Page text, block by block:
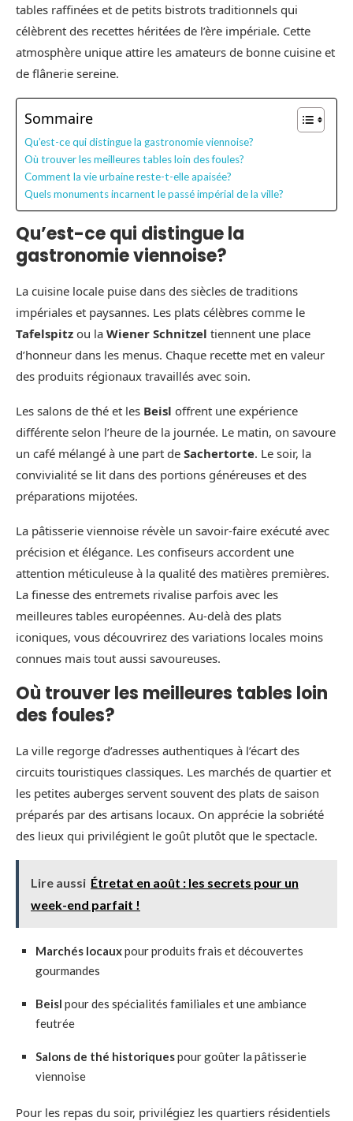
tables raffinées et de petits bistrots traditionnels qui
célèbrent des recettes héritées de l’ère impériale. Cette
atmosphère unique attire les amateurs de bonne cuisine et
de flânerie sereine.
Sommaire
Qu’est-ce qui distingue la gastronomie viennoise?
Où trouver les meilleures tables loin des foules?
Comment la vie urbaine reste-t-elle apaisée?
Quels monuments incarnent le passé impérial de la ville?
Qu’est-ce qui distingue la
gastronomie viennoise?
La cuisine locale puise dans des siècles de traditions
impériales et paysannes. Les plats célèbres comme le
Tafelspitz ou la Wiener Schnitzel tiennent une place
d’honneur dans les menus. Chaque recette met en valeur
des produits régionaux travaillés avec soin.
Les salons de thé et les Beisl offrent une expérience
différente selon l’heure de la journée. Le matin, on savoure
un café mélangé à une part de Sachertorte. Le soir, la
convivialité se lit dans des portions généreuses et des
préparations mijotées.
La pâtisserie viennoise révèle un savoir-faire exécuté avec
précision et élégance. Les confiseurs accordent une
attention méticuleuse à la qualité des matières premières.
La finesse des entremets rivalise parfois avec les
meilleures tables européennes. Au-delà des plats
iconiques, vous découvrirez des variations locales moins
connues mais tout aussi savoureuses.
Où trouver les meilleures tables loin
des foules?
La ville regorge d’adresses authentiques à l’écart des
circuits touristiques classiques. Les marchés de quartier et
les petites auberges servent souvent des plats de saison
préparés par des artisans locaux. On apprécie la sobriété
des lieux qui privilégient le goût plutôt que le spectacle.
Lire aussi Étretat en août : les secrets pour un
week-end parfait !
Marchés locauxpour produits frais et découvertes
gourmandes
Beisl pour des spécialités familiales et une ambiance
feutrée
Salons de thé historiquespour goûter la pâtisserie
viennoise
Pour les repas du soir, privilégiez les quartiers résidentiels